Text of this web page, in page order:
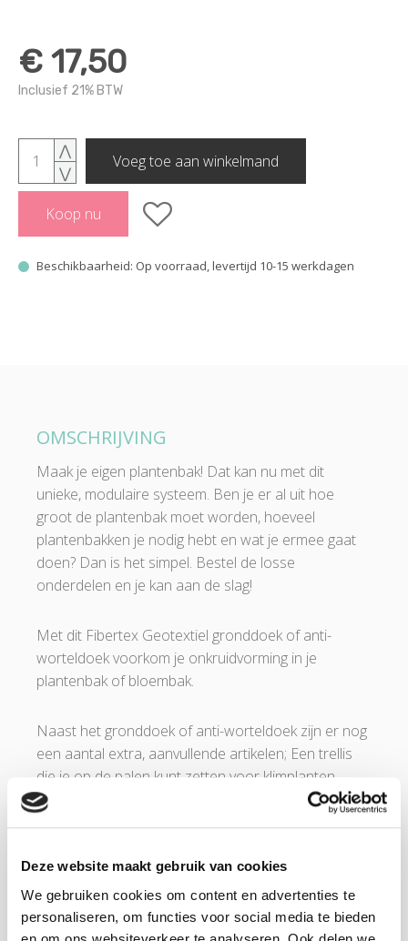
Deze website maakt gebruik van cookies
We gebruiken cookies om content en advertenties te
personaliseren, om functies voor social media te bieden
€ 17,50
Inclusief 21% BTW
⋀
⋁
Voeg toe aan winkelmand
Koop nu
Beschikbaarheid: Op voorraad, levertijd 10-15 werkdagen
OMSCHRIJVING
Maak je eigen plantenbak! Dat kan nu met dit
unieke, modulaire systeem. Ben je er al uit hoe
groot de plantenbak moet worden, hoeveel
plantenbakken je nodig hebt en wat je ermee gaat
doen? Dan is het simpel. Bestel de losse
onderdelen en je kan aan de slag!
Met dit Fibertex Geotextiel gronddoek of anti-
worteldoek voorkom je onkruidvorming in je
plantenbak of bloembak.
Naast het gronddoek of anti-worteldoek zijn er nog
een aantal extra, aanvullende artikelen; Een trellis
die je op de palen kunt zetten voor klimplanten,
aparte houten planken (60 en 120 cm) waarmee je
bevestigen.
PRODUCTDETAILS FIBERTEX
GEOTEXTIEL GRONDDOEK: